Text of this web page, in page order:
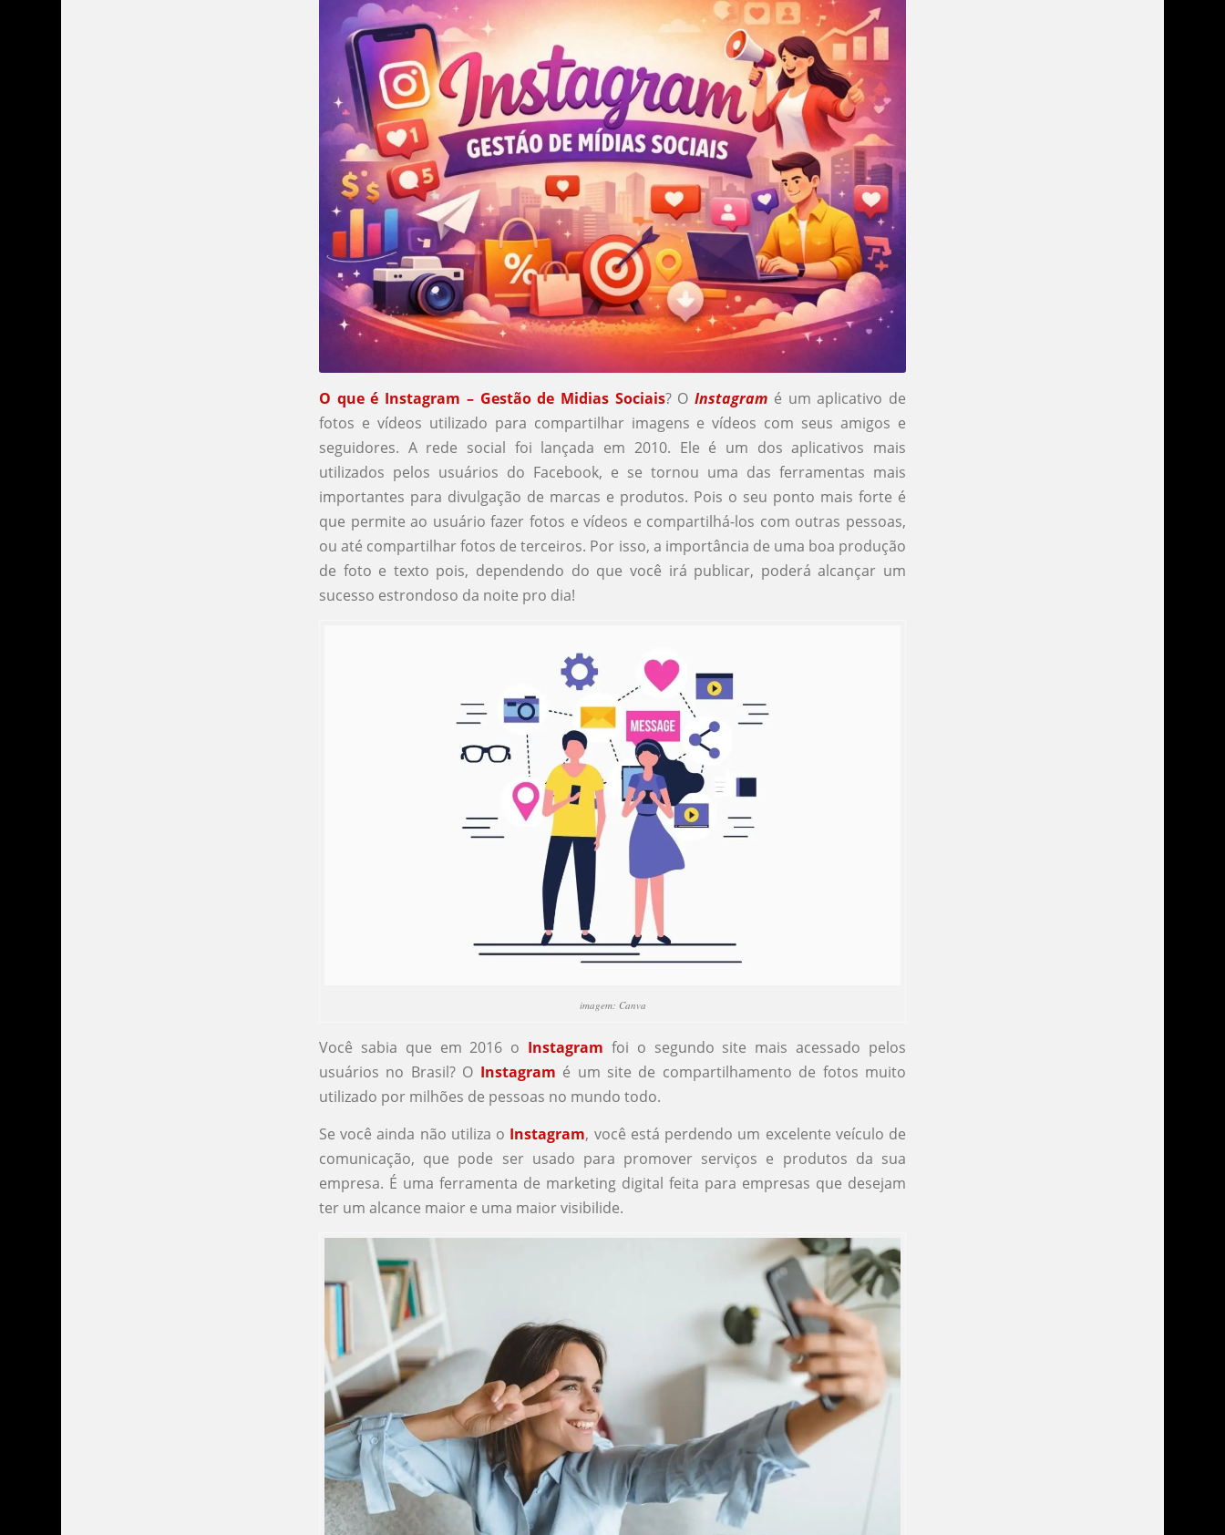
O que é Instagram – Gestão de Midias Sociais? OInstagram é um aplicativo de
fotos e vídeos utilizado para compartilhar imagens e vídeos com seus amigos e
seguidores. A rede social foi lançada em 2010. Ele é um dos aplicativos mais
utilizados pelos usuários do Facebook, e se tornou uma das ferramentas mais
importantes para divulgação de marcas e produtos. Pois o seu ponto mais forte é
que permite ao usuário fazer fotos e vídeos e compartilhá-los com outras pessoas,
ou até compartilhar fotos de terceiros. Por isso, a importância de uma boa produção
de foto e texto pois, dependendo do que você irá publicar, poderá alcançar um
sucesso estrondoso da noite pro dia!
imagem: Canva
Você sabia que em 2016 o Instagram foi o segundo site mais acessado pelos
usuários no Brasil? O Instagram é um site de compartilhamento de fotos muito
utilizado por milhões de pessoas no mundo todo.
Se você ainda não utiliza o Instagram, você está perdendo um excelente veículo de
comunicação, que pode ser usado para promover serviços e produtos da sua
empresa. É uma ferramenta de marketing digital feita para empresas que desejam
ter um alcance maior e uma maior visibilide.